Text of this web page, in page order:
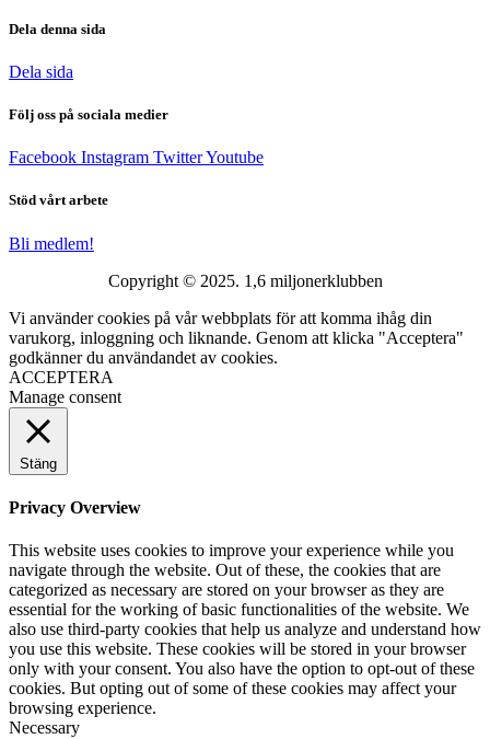
Dela denna sida
Dela sida
Följ oss på sociala medier
Facebook Instagram TwitterYoutube
Stöd vårt arbete
Bli medlem!
Copyright © 2025. 1,6 miljonerklubben
Vi använder cookies på vår webbplats för att komma ihåg din
varukorg, inloggning och liknande. Genom att klicka "Acceptera"
godkänner du användandet av cookies.
ACCEPTERA
Manage consent
Stäng
Privacy Overview
This website uses cookies to improve your experience while you
navigate through the website. Out of these, the cookies that are
categorized as necessary are stored on your browser as they are
essential for the working of basic functionalities of the website. We
also use third-party cookies that help us analyze and understand how
you use this website. These cookies will be stored in your browser
only with your consent. You also have the option to opt-out of these
cookies. But opting out of some of these cookies may affect your
browsing experience.
Necessary